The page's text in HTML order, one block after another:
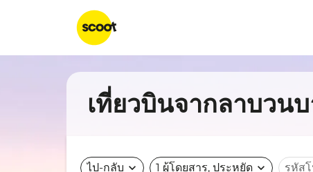
เที่ยวบินจากลาบวน
ไป-กลับ expand_more 1 ผู้โดยสาร, ประหยัด expand_more รหัส